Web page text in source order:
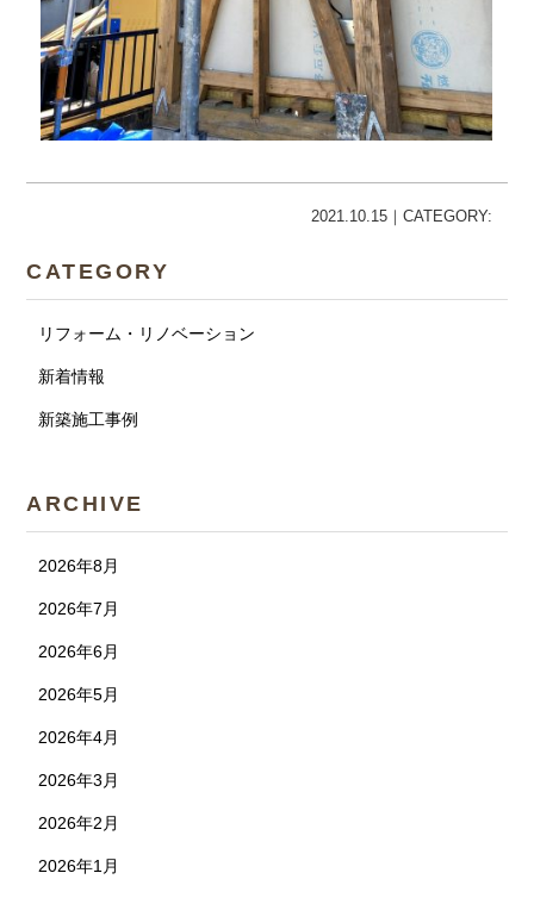
2021.10.15｜CATEGORY:
CATEGORY
リフォーム・リノベーション
新着情報
新築施工事例
ARCHIVE
2026年8月
2026年7月
2026年6月
2026年5月
2026年4月
2026年3月
2026年2月
2026年1月